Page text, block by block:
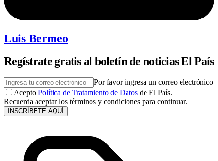
Luis Bermeo
Regístrate gratis al boletín de noticias El País
Por favor ingresa un correo electrónico
Acepto Política de Tratamiento de Datos de El País.
Recuerda aceptar los términos y condiciones para continuar.
INSCRÍBETE AQUÍ